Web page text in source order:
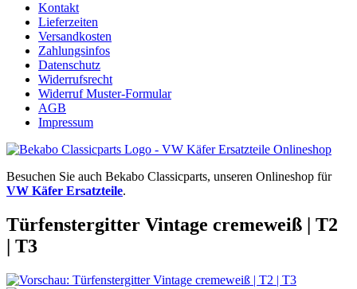
Kontakt
Lieferzeiten
Versandkosten
Zahlungsinfos
Datenschutz
Widerrufsrecht
Widerruf Muster-Formular
AGB
Impressum
Besuchen Sie auch Bekabo Classicparts, unseren Onlineshop für
VW Käfer Ersatzteile.
Türfenstergitter Vintage cremeweiß | T2
| T3